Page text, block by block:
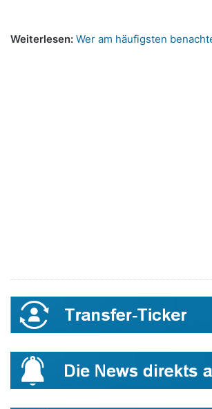
Weiterlesen: Wer am häufigsten